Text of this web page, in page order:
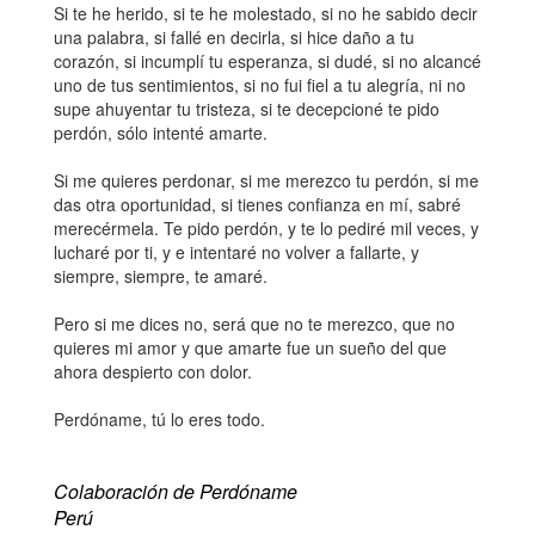
Si te he herido, si te he molestado, si no he sabido decir
una palabra, si fallé en decirla, si hice daño a tu
corazón, si incumplí tu esperanza, si dudé, si no alcancé
uno de tus sentimientos, si no fui fiel a tu alegría, ni no
supe ahuyentar tu tristeza, si te decepcioné te pido
perdón, sólo intenté amarte.
Si me quieres perdonar, si me merezco tu perdón, si me
das otra oportunidad, si tienes confianza en mí, sabré
merecérmela. Te pido perdón, y te lo pediré mil veces, y
lucharé por ti, y e intentaré no volver a fallarte, y
siempre, siempre, te amaré.
Pero si me dices no, será que no te merezco, que no
quieres mi amor y que amarte fue un sueño del que
ahora despierto con dolor.
Perdóname, tú lo eres todo.
Colaboración de Perdóname
Perú